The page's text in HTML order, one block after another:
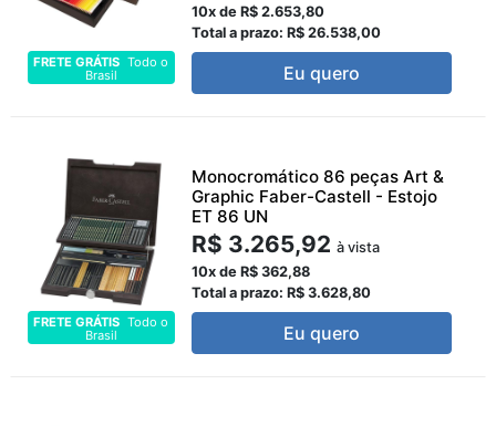
FRETE GRÁTIS Todo o
Brasil
10x de R$ 2.653,80
Total a prazo: R$ 26.538,00
Eu quero
FRETE GRÁTIS Todo o
Brasil
Monocromático 86 peças Art &
Graphic Faber-Castell - Estojo
ET 86 UN
R$ 3.265,92 à vista
10x de R$ 362,88
Total a prazo: R$ 3.628,80
Eu quero